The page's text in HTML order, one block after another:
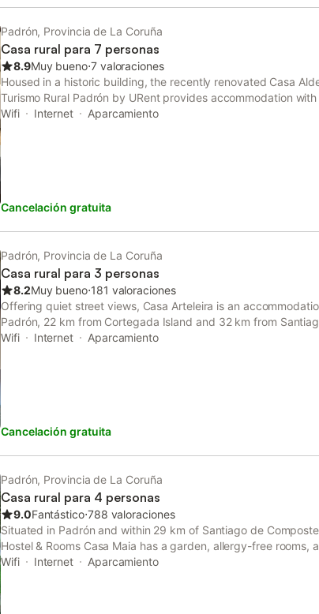
Padrón, Provincia de La Coruña
Casa rural para 7 personas
8.9Muy bueno⋅7 valoraciones
Housed in a historic building, the recently renovated Casa
Turismo Rural Padrón by URent provides accommodation
WiFi. Guests can benefit from a patio and an outdoor fireplace.
Wifi Internet Aparcamiento
Cancelación gratuita
Padrón, Provincia de La Coruña
Casa rural para 3 personas
8.2Muy bueno⋅181 valoraciones
Offering quiet street views, Casa Arteleira is an
Padrón, 22 km from Cortegada Island and 32 km from
Convention Center.
Wifi Internet Aparcamiento
Cancelación gratuita
Padrón, Provincia de La Coruña
Casa rural para 4 personas
9.0Fantástico⋅788 valoraciones
Situated in Padrón and within 29 km of Santiago de
Hostel & Rooms Casa Maia has a garden, allergy-free rooms,
set 22 km from Cortegada Island and features a shared
Wifi Internet Aparcamiento